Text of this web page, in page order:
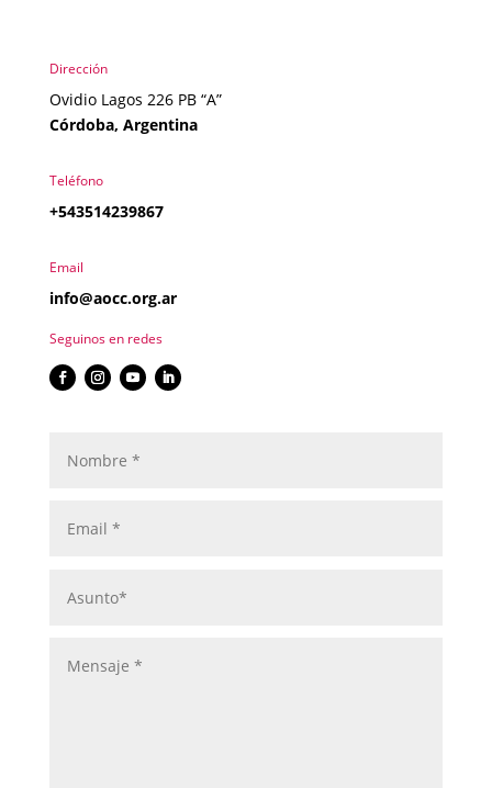
Dirección
Ovidio Lagos 226 PB “A”
Córdoba, Argentina
Teléfono
+543514239867
Email
info@aocc.org.ar
Seguinos en redes